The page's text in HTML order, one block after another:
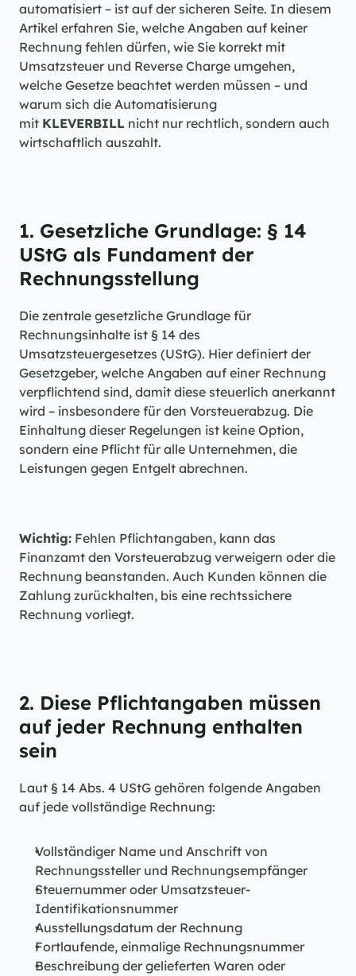
automatisiert – ist auf der sicheren Seite. In diesem
Artikel erfahren Sie, welche Angaben auf keiner
Rechnung fehlen dürfen, wie Sie korrekt mit
Umsatzsteuer und Reverse Charge umgehen,
welche Gesetze beachtet werden müssen – und
warum sich die Automatisierung
mit KLEVERBILL nicht nur rechtlich, sondern auch
wirtschaftlich auszahlt.
1. Gesetzliche Grundlage: § 14
UStG als Fundament der
Rechnungsstellung
Die zentrale gesetzliche Grundlage für
Rechnungsinhalte ist § 14 des
Umsatzsteuergesetzes (UStG). Hier definiert der
Gesetzgeber, welche Angaben auf einer Rechnung
verpflichtend sind, damit diese steuerlich anerkannt
wird – insbesondere für den Vorsteuerabzug. Die
Einhaltung dieser Regelungen ist keine Option,
sondern eine Pflicht für alle Unternehmen, die
Leistungen gegen Entgelt abrechnen.
Wichtig: Fehlen Pflichtangaben, kann das
Finanzamt den Vorsteuerabzug verweigern oder die
Rechnung beanstanden. Auch Kunden können die
Zahlung zurückhalten, bis eine rechtssichere
Rechnung vorliegt.
2. Diese Pflichtangaben müssen
auf jeder Rechnung enthalten
sein
Laut § 14 Abs. 4 UStG gehören folgende Angaben
auf jede vollständige Rechnung:
Vollständiger Name und Anschrift von
Rechnungssteller und Rechnungsempfänger
Steuernummer oder Umsatzsteuer-
Identifikationsnummer
Ausstellungsdatum der Rechnung
Fortlaufende, einmalige Rechnungsnummer
Beschreibung der gelieferten Waren oder